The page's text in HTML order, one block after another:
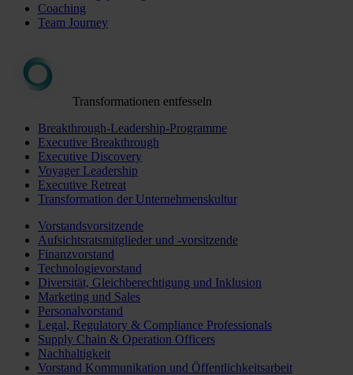
Coaching
Team Journey
Transformationen entfesseln
Breakthrough-Leadership-Programme
Executive Breakthrough
Executive Discovery
Voyager Leadership
Executive Retreat
Transformation der Unternehmenskultur
Vorstandsvorsitzende
Aufsichtsratsmitglieder und -vorsitzende
Finanzvorstand
Technologievorstand
Diversität, Gleichberechtigung und Inklusion
Marketing und Sales
Personalvorstand
Legal, Regulatory & Compliance Professionals
Supply Chain & Operation Officers
Nachhaltigkeit
Vorstand Kommunikation und Öffentlichkeitsarbeit